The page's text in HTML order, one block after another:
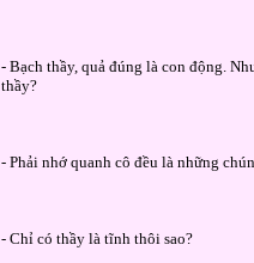
- Bạch thầy, quả đúng là con động.
thầy?
- Phải nhớ quanh cô đều là những
- Chỉ có thầy là tĩnh thôi sao?